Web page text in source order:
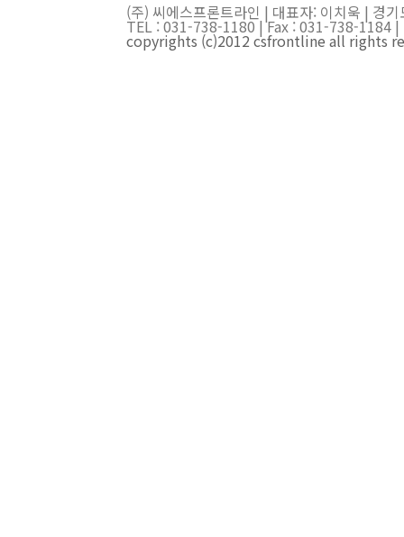
(주) 씨에스프론트라인 | 대표자: 이치욱 | 경
TEL : 031-738-1180 | Fax : 031-738-1184
copyrights (c)2012 csfrontline all rights